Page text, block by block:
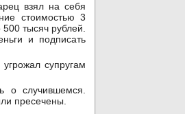
взял на себя
стоимостью 3
тысяч рублей.
и подписать
супругам
о случившемся.
пресечены.